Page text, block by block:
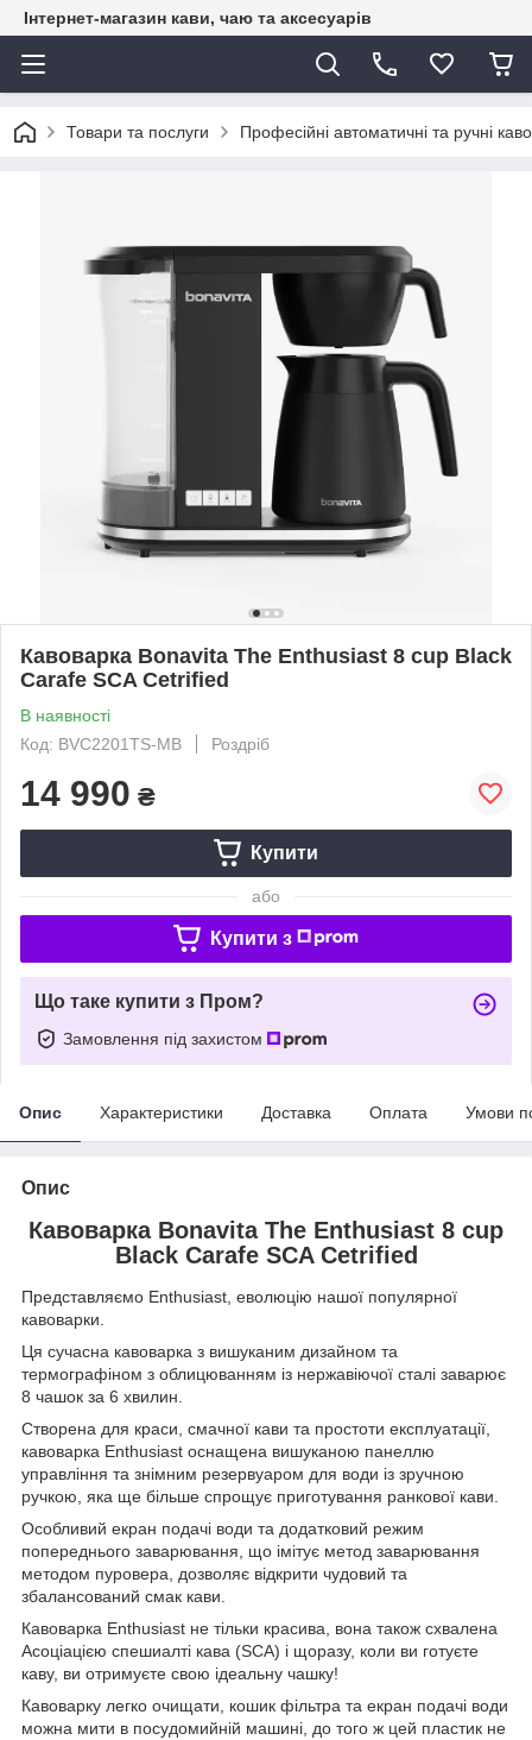
Інтернет-магазин кави, чаю та аксесуарів
Товари та послуги Професійні автоматичні та ручні
Кавоварка Bonavita The Enthusiast 8 cup Black
Carafe SCA Cetrified
В наявності
Код: BVC2201TS-MB
Роздріб
14 990 ₴
Купити
або
Купити з
Що таке купити з Пром?
Замовлення під захистом
Опис Характеристики Доставка Оплата Умови
Опис
Кавоварка Bonavita The Enthusiast 8 cup
Black Carafe SCA Cetrified
Представляємо Enthusiast, еволюцію нашої популярної
кавоварки.
Ця сучасна кавоварка з вишуканим дизайном та
термографіном з облицюванням із нержавіючої сталі заварює
8 чашок за 6 хвилин.
Створена для краси, смачної кави та простоти експлуатації,
кавоварка Enthusiast оснащена вишуканою панеллю
управління та знімним резервуаром для води із зручною
ручкою, яка ще більше спрощує приготування ранкової кави.
Особливий екран подачі води та додатковий режим
попереднього заварювання, що імітує метод заварювання
методом пуровера, дозволяє відкрити чудовий та
збалансований смак кави.
Кавоварка Enthusiast не тільки красива, вона також схвалена
Асоціацією спешиалті кава (SCA) і щоразу, коли ви готуєте
каву, ви отримуєте свою ідеальну чашку!
Кавоварку легко очищати, кошик фільтра та екран подачі води
можна мити в посудомийній машині, до того ж цей пластик не